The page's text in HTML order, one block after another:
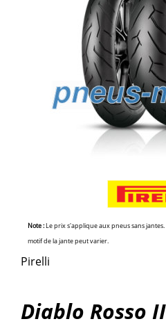
Note :Le prix s'applique aux pneus sans
motif de la jante peut varier.
Pirelli
Diablo Rosso II